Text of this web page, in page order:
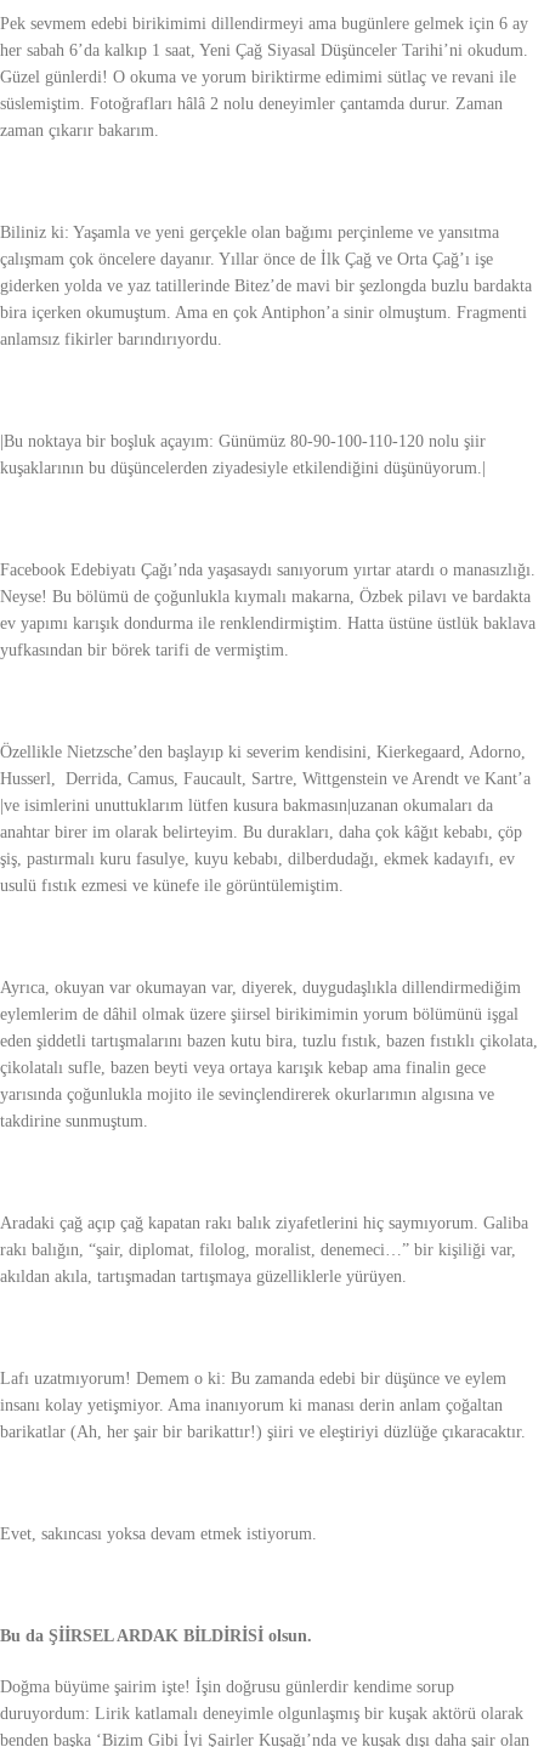
Pek sevmem edebi birikimimi dillendirmeyi ama bugünlere gelmek için 6 ay
her sabah 6’da kalkıp 1 saat, Yeni Çağ Siyasal Düşünceler Tarihi’ni okudum.
Güzel günlerdi! O okuma ve yorum biriktirme edimimi sütlaç ve revani ile
süslemiştim. Fotoğrafları hâlâ 2 nolu deneyimler çantamda durur. Zaman
zaman çıkarır bakarım.
Biliniz ki: Yaşamla ve yeni gerçekle olan bağımı perçinleme ve yansıtma
çalışmam çok öncelere dayanır. Yıllar önce de İlk Çağ ve Orta Çağ’ı işe
giderken yolda ve yaz tatillerinde Bitez’de mavi bir şezlongda buzlu bardakta
bira içerken okumuştum. Ama en çok Antiphon’a sinir olmuştum. Fragmenti
anlamsız fikirler barındırıyordu.
|Bu noktaya bir boşluk açayım: Günümüz 80-90-100-110-120 nolu şiir
kuşaklarının bu düşüncelerden ziyadesiyle etkilendiğini düşünüyorum.|
Facebook Edebiyatı Çağı’nda yaşasaydı sanıyorum yırtar atardı o manasızlığı.
Neyse! Bu bölümü de çoğunlukla kıymalı makarna, Özbek pilavı ve bardakta
ev yapımı karışık dondurma ile renklendirmiştim. Hatta üstüne üstlük baklava
yufkasından bir börek tarifi de vermiştim.
Özellikle Nietzsche’den başlayıp ki severim kendisini, Kierkegaard, Adorno,
Husserl, Derrida, Camus, Faucault, Sartre, Wittgenstein ve Arendt ve Kant’a
|ve isimlerini unuttuklarım lütfen kusura bakmasın|uzanan okumaları da
anahtar birer im olarak belirteyim. Bu durakları, daha çok kâğıt kebabı, çöp
şiş, pastırmalı kuru fasulye, kuyu kebabı, dilberdudağı, ekmek kadayıfı, ev
usulü fıstık ezmesi ve künefe ile görüntülemiştim.
Ayrıca, okuyan var okumayan var, diyerek, duygudaşlıkla dillendirmediğim
eylemlerim de dâhil olmak üzere şiirsel birikimimin yorum bölümünü işgal
eden şiddetli tartışmalarını bazen kutu bira, tuzlu fıstık, bazen fıstıklı çikolata,
çikolatalı sufle, bazen beyti veya ortaya karışık kebap ama finalin gece
yarısında çoğunlukla mojito ile sevinçlendirerek okurlarımın algısına ve
takdirine sunmuştum.
Aradaki çağ açıp çağ kapatan rakı balık ziyafetlerini hiç saymıyorum. Galiba
rakı balığın, “şair, diplomat, filolog, moralist, denemeci…” bir kişiliği var,
akıldan akıla, tartışmadan tartışmaya güzelliklerle yürüyen.
Lafı uzatmıyorum! Demem o ki: Bu zamanda edebi bir düşünce ve eylem
insanı kolay yetişmiyor. Ama inanıyorum ki manası derin anlam çoğaltan
barikatlar (Ah, her şair bir barikattır!) şiiri ve eleştiriyi düzlüğe çıkaracaktır.
Evet, sakıncası yoksa devam etmek istiyorum.
Bu da ŞİİRSEL ARDAK BİLDİRİSİ olsun.
Doğma büyüme şairim işte! İşin doğrusu günlerdir kendime sorup
duruyordum: Lirik katlamalı deneyimle olgunlaşmış bir kuşak aktörü olarak
benden başka ‘Bizim Gibi İyi Şairler Kuşağı’nda ve kuşak dışı daha şair olan